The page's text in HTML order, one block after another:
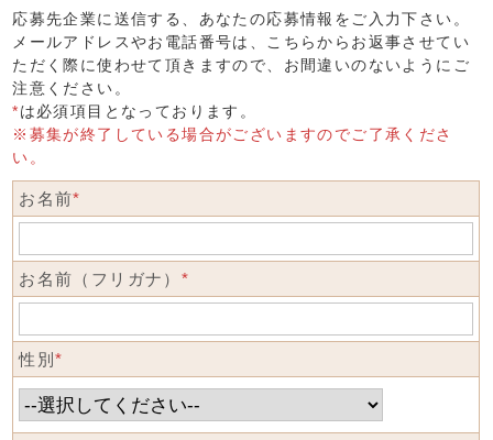
応募先企業に送信する、あなたの応募情報をご入力下さい。
メールアドレスやお電話番号は、こちらからお返事させてい
ただく際に使わせて頂きますので、お間違いのないようにご
注意ください。
*は必須項目となっております。
※募集が終了している場合がございますのでご了承くださ
い。
お名前*
お名前（フリガナ） *
性別*